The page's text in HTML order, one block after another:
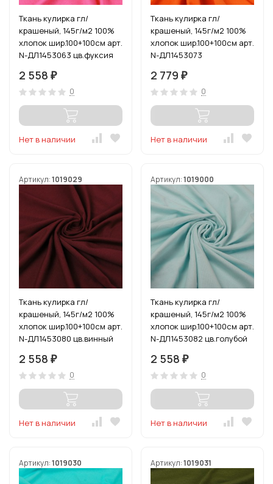
Ткань кулирка гл/
крашеный, 145г/м2 100%
хлопок шир.100+100см арт.
N-ДЛ1453063 цв.фуксия
2 558 ₽
0
Нет в наличии
Ткань кулирка гл/
крашеный, 145г/м2 100%
хлопок шир.100+100см арт.
N-ДЛ1453073
2 779 ₽
0
Нет в наличии
Артикул:1019029
Ткань кулирка гл/
крашеный, 145г/м2 100%
хлопок шир.100+100см арт.
N-ДЛ1453080 цв.винный
2 558 ₽
0
Нет в наличии
Артикул:1019000
Ткань кулирка гл/
крашеный, 145г/м2 100%
хлопок шир.100+100см арт.
N-ДЛ1453082 цв.голубой
2 558 ₽
0
Нет в наличии
Артикул:1019030 Артикул:1019031